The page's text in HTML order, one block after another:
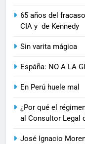
65 años del
CIA y de Kennedy
Sin varita mágica
Espáña: NO A LA
En Perú huele mal
¿Por qué el
al Consultor Legal
José Ignacio